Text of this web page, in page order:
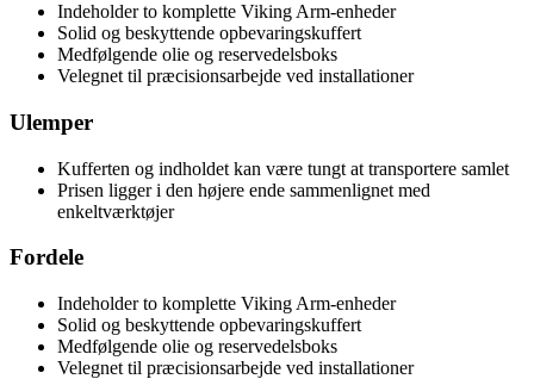
Indeholder to komplette Viking Arm-enheder
Solid og beskyttende opbevaringskuffert
Medfølgende olie og reservedelsboks
Velegnet til præcisionsarbejde ved installationer
Ulemper
Kufferten og indholdet kan være tungt at transportere samlet
Prisen ligger i den højere ende sammenlignet med
enkeltværktøjer
Fordele
Indeholder to komplette Viking Arm-enheder
Solid og beskyttende opbevaringskuffert
Medfølgende olie og reservedelsboks
Velegnet til præcisionsarbejde ved installationer